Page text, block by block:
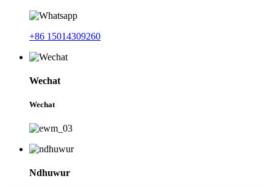
+86 15014309260
Wechat
Wechat
Ndhuwur